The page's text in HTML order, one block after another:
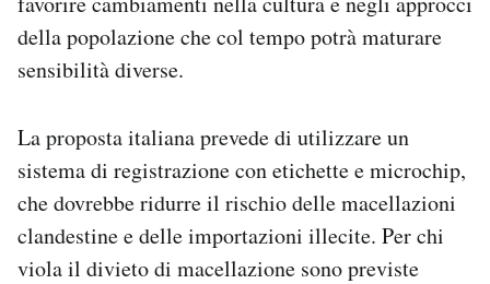
della popolazione che col tempo potrà maturare
sensibilità diverse.
La proposta italiana prevede di utilizzare un
sistema di registrazione con etichette e microchip,
che dovrebbe ridurre il rischio delle macellazioni
clandestine e delle importazioni illecite. Per chi
viola il divieto di macellazione sono previste